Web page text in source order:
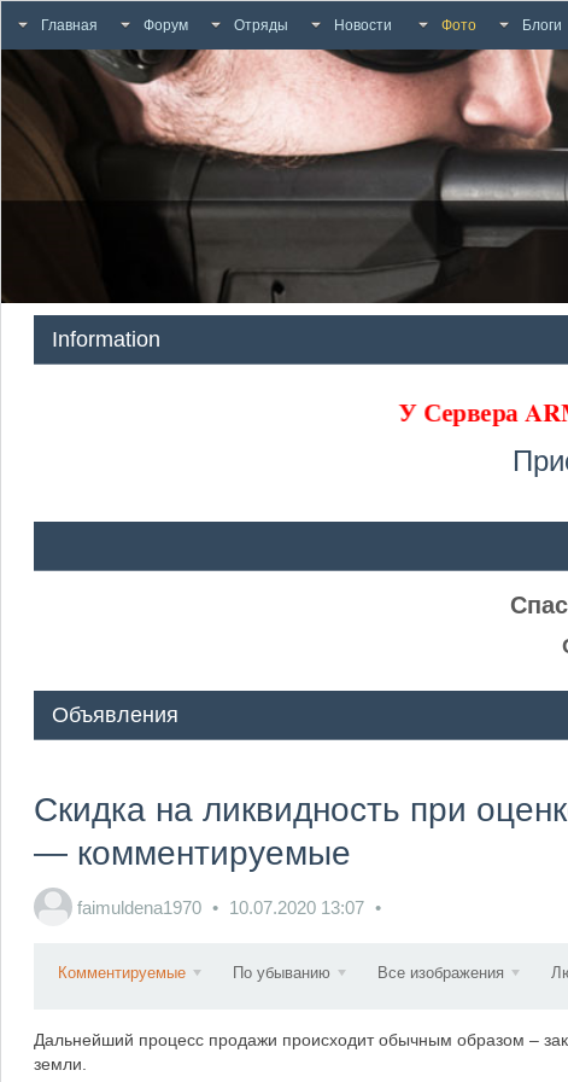
Главная Форум Отряды Новости Фото Блоги
Information
У Сервера
Объявления
Скидка на ликвидность при
— комментируемые
faimuldena1970 10.07.2020 13:07
Комментируемые По убыванию Все изображения
Дальнейший процесс продажи происходит обычным образом –
земли.